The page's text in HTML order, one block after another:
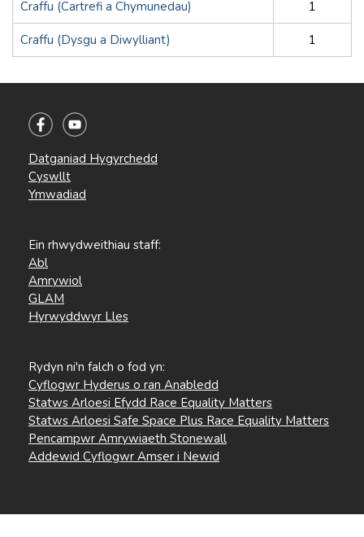
Craffu (Cartrefi a Chymunedau) 1
Craffu (Dysgu a Diwylliant) 1
Datganiad Hygyrchedd
Cyswllt
Ymwadiad
Ein rhwydweithiau staff:
Abl
Amrywiol
GLAM
Hyrwyddwyr Lles
Rydyn ni'n falch o fod yn:
Cyflogwr Hyderus o ran Anabledd
Statws Arloesi Efydd Race Equality Matters
Statws Arloesi Safe Space Plus Race Equality Matters
Pencampwr Amrywiaeth Stonewall
Addewid Cyflogwr Amser i Newid